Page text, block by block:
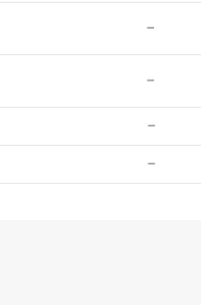
-
-
-
-